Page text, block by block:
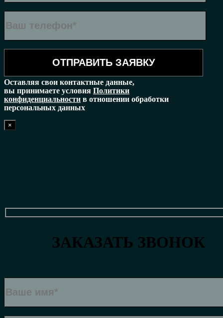
Оставляя свои контактные данные,
вы принимаете условия Политики
конфиденциальности в отношении обработки
персональных данных
×
ЗАКАЗАТЬ ЗВОНОК